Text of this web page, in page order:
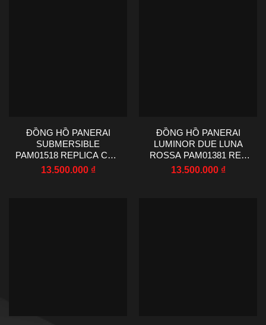
ĐỒNG HỒ PANERAI
SUBMERSIBLE
PAM01518 REPLICA CAO
CẤP XƯỞNG VS 44MM
13.500.000 ₫
ĐỒNG HỒ PANERAI
LUMINOR DUE LUNA
ROSSA PAM01381 REP
11 NHÀ MÁY VS 42MM
13.500.000 ₫